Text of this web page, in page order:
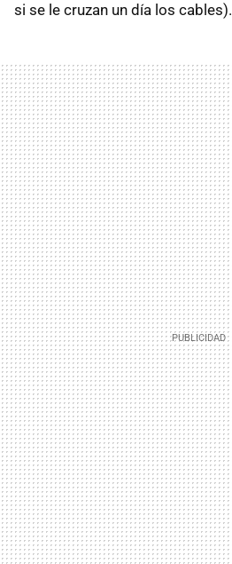
si se le cruzan un día los cables).